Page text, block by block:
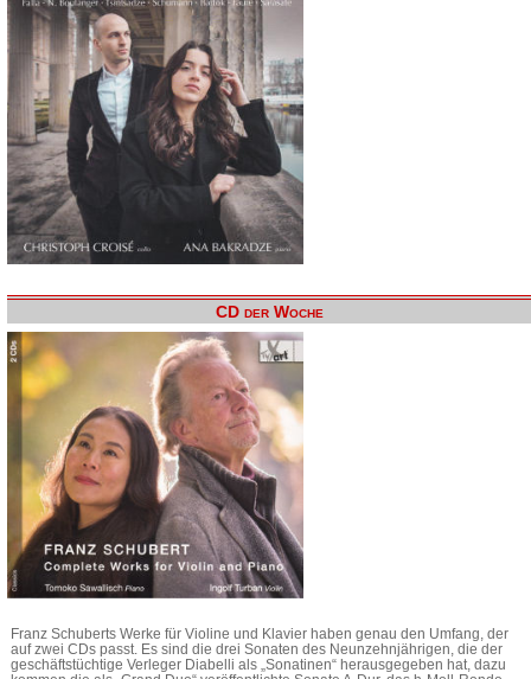
CD der Woche
Franz Schuberts Werke für Violine und Klavier haben genau den Umfang, der
auf zwei CDs passt. Es sind die drei Sonaten des Neunzehnjährigen, die der
geschäftstüchtige Verleger Diabelli als „Sonatinen“ herausgegeben hat, dazu